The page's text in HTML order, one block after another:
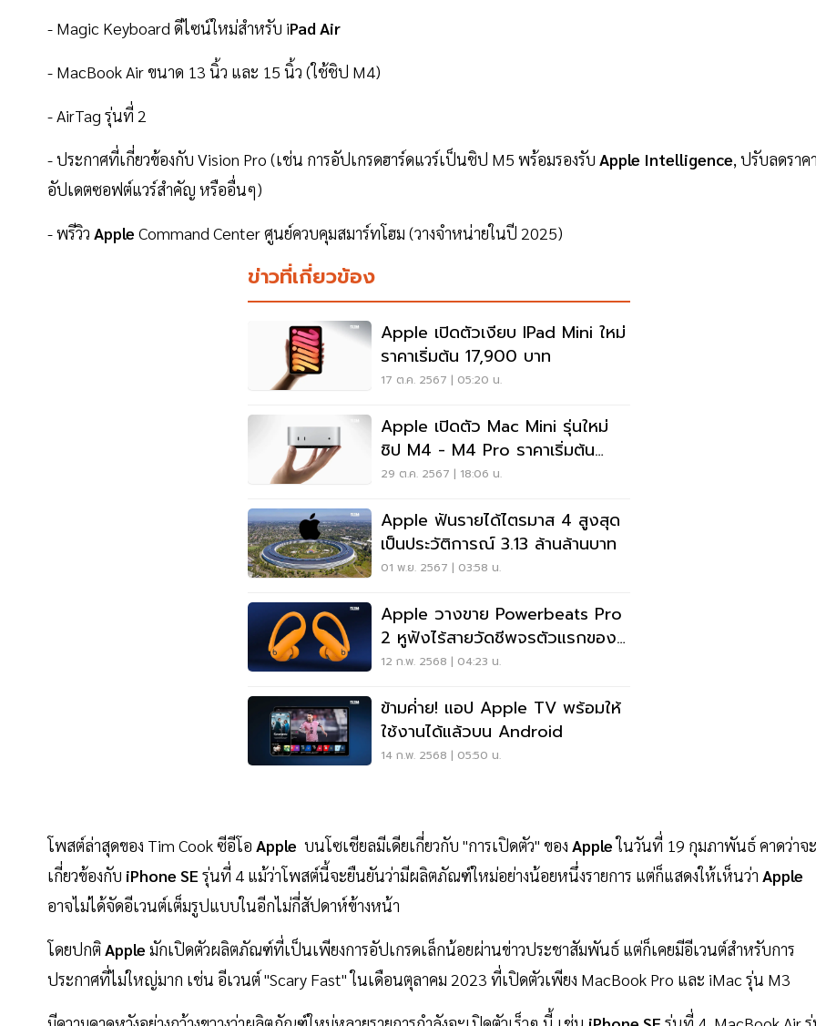
- Magic Keyboard ดีไซน์ใหม่สำหรับ iPad Air
- MacBook Air ขนาด 13 นิ้ว และ 15 นิ้ว (ใช้ชิป M4)
- AirTag รุ่นที่ 2
- ประกาศที่เกี่ยวข้องกับ Vision Pro (เช่น การอัปเกรดฮาร์ดแวร์เป็นชิป M5 พร้อมรองรับ Apple Intelligence, ปรับลดราค
อัปเดตซอฟต์แวร์สำคัญ หรืออื่นๆ)
- พรีวิว Apple Command Center ศูนย์ควบคุมสมาร์ทโฮม (วางจำหน่ายในปี 2025)
ข่าวที่เกี่ยวข้อง
Apple เปิดตัวเงียบ IPad Mini ใหม่
ราคาเริ่มต้น 17,900 บาท
17 ต.ค. 2567 | 05:20 น.
Apple เปิดตัว Mac Mini รุ่นใหม่
ชิป M4 - M4 Pro ราคาเริ่มต้น
20,900 บาท
29 ต.ค. 2567 | 18:06 น.
Apple ฟันรายได้ไตรมาส 4 สูงสุด
เป็นประวัติการณ์ 3.13 ล้านล้านบาท
01 พ.ย. 2567 | 03:58 น.
Apple วางขาย Powerbeats Pro
2 หูฟังไร้สายวัดชีพจรตัวแรกของ
โลก ราคา 8,500 บาท
12 ก.พ. 2568 | 04:23 น.
ข้ามค่่าย! แอป Apple TV พร้อมให้
ใช้งานได้แล้วบน Android
14 ก.พ. 2568 | 05:50 น.
โพสต์ล่าสุดของ Tim Cook ซีอีโอ Apple บนโซเชียลมีเดียเกี่ยวกับ "การเปิดตัว" ของ Appleในวันที่ 19 กุมภาพันธ์ คาดว่าจะ
เกี่ยวข้องกับ iPhone SE รุ่นที่ 4 แม้ว่าโพสต์นี้จะยืนยันว่ามีผลิตภัณฑ์ใหม่อย่างน้อยหนึ่งรายการ แต่ก็แสดงให้เห็นว่า Apple
อาจไม่ได้จัดอีเวนต์เต็มรูปแบบในอีกไม่กี่สัปดาห์ข้างหน้า
โดยปกติApple มักเปิดตัวผลิตภัณฑ์ที่เป็นเพียงการอัปเกรดเล็กน้อยผ่านข่าวประชาสัมพันธ์ แต่ก็เคยมีอีเวนต์สำหรับการ
ประกาศที่ไม่ใหญ่มาก เช่น อีเวนต์ "Scary Fast" ในเดือนตุลาคม 2023 ที่เปิดตัวเพียง MacBook Pro และ iMac รุ่น M3